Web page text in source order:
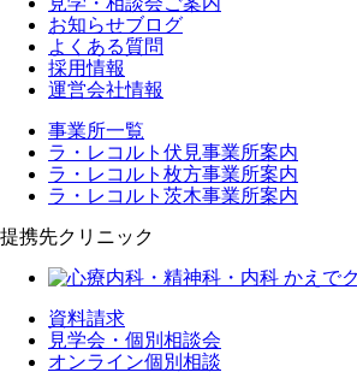
お知らせブログ
よくある質問
採用情報
運営会社情報
事業所一覧
ラ・レコルト伏見事業所案内
ラ・レコルト枚方事業所案内
ラ・レコルト茨木事業所案内
提携先クリニック
資料請求
見学会・個別相談会
オンライン個別相談